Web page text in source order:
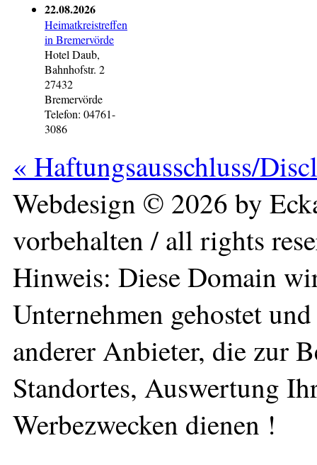
22.08.2026
Heimatkreistreffen
in Bremervörde
Hotel Daub,
Bahnhofstr. 2
27432
Bremervörde
Telefon: 04761-
3086
« Haftungsausschluss/
Webdesign © 2026 by
vorbehalten / all rights
Hinweis: Diese Domain
Unternehmen gehostet
anderer Anbieter, die zur
Standortes, Auswertung
Werbezwecken dienen !